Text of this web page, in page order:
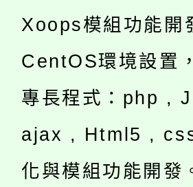
Xoops模組功能開
CentOS環境設置
專長程式：php ,
ajax , Html5 ,
化與模組功能開發